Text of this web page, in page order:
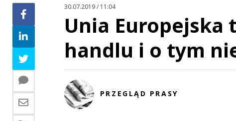
30.07.2019 / 11:04
Unia Europejska
handlu i o tym
PRZEGLĄD PRASY